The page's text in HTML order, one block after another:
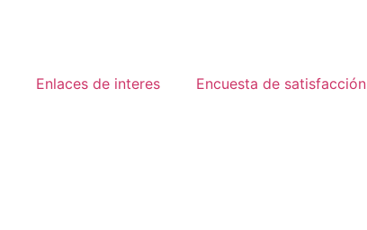
Enlaces de interes Encuesta de satisfacción